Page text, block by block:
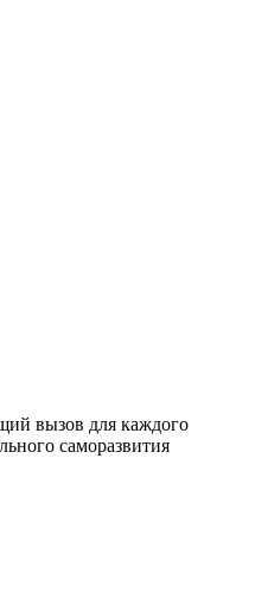
вызов для каждого
саморазвития